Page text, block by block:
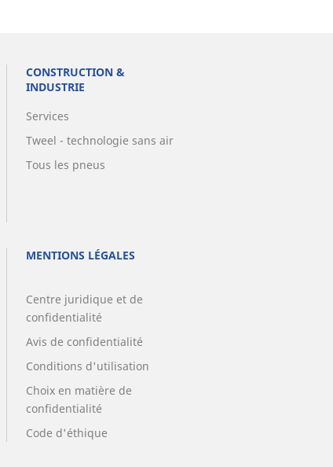
CONSTRUCTION &
INDUSTRIE
Services
Tweel - technologie sans air
Tous les pneus
MENTIONS LÉGALES
Centre juridique et de
confidentialité
Avis de confidentialité
Conditions d'utilisation
Choix en matière de
confidentialité
Code d'éthique